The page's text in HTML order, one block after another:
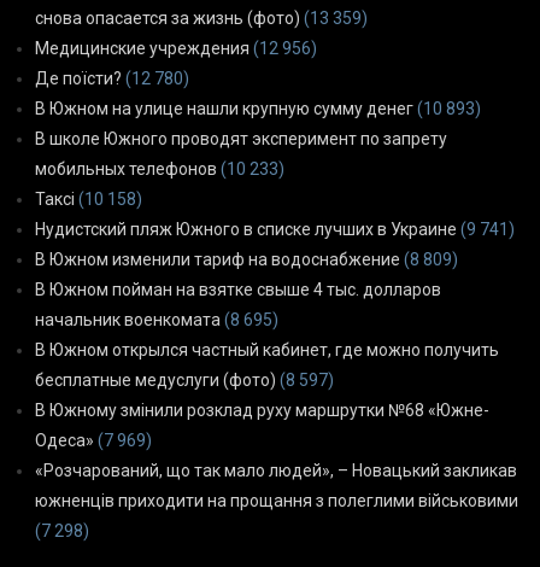
снова опасается за жизнь (фото) (13 359)
Медицинские учреждения (12 956)
Де поїсти? (12 780)
В Южном на улице нашли крупную сумму денег(10 893)
В школе Южного проводят эксперимент по запрету
мобильных телефонов (10 233)
Таксі (10 158)
Нудистский пляж Южного в списке лучших в Украине (9 741)
В Южном изменили тариф на водоснабжение (8 809)
В Южном пойман на взятке свыше 4 тыс. долларов
начальник военкомата (8 695)
В Южном открылся частный кабинет, где можно получить
бесплатные медуслуги (фото) (8 597)
В Южному змінили розклад руху маршрутки №68 «Южне-
Одеса» (7 969)
«Розчарований, що так мало людей», – Новацький закликав
южненців приходити на прощання з полеглими військовими
(7 298)